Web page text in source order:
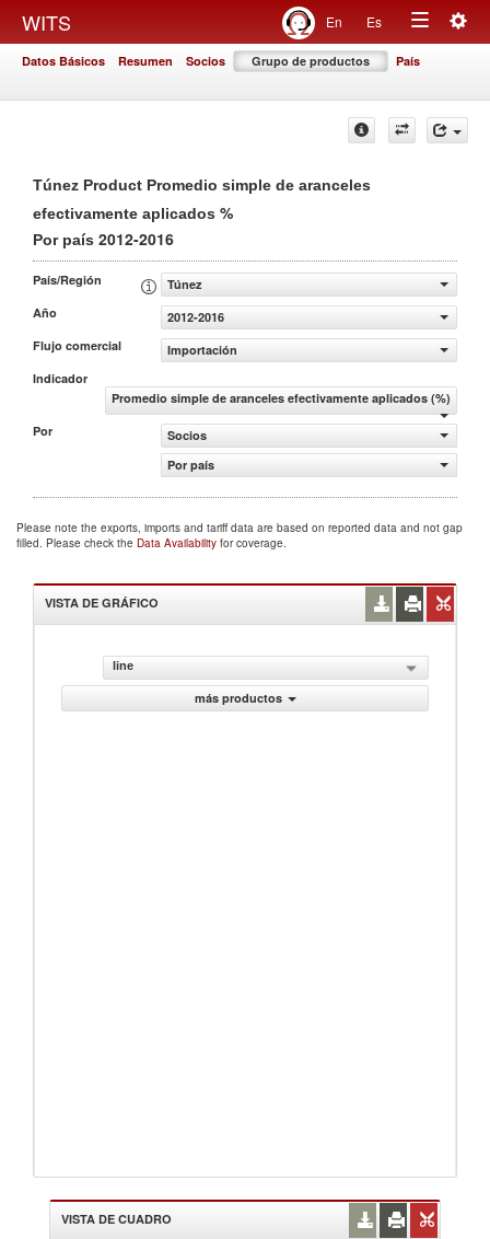
WITS En Es
Toggle
Datos Básicos Resumen Socios Grupo de productos País
Túnez Product Promedio simple de aranceles
efectivamente aplicados %
Por país 2012-2016
País/Región
Túnez
Año
2012-2016
Flujo comercial
Importación
Indicador
Promedio simple de aranceles efectivamente aplicados (%)
Por
Socios
Por país
Please note the exports, imports and tariff data are based on reported data and not gap
filled. Please check the Data Availability for coverage.
VISTA DE GRÁFICO
line
más productos
VISTA DE CUADRO